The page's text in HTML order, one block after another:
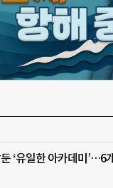
‘유일한 아카데미’…6